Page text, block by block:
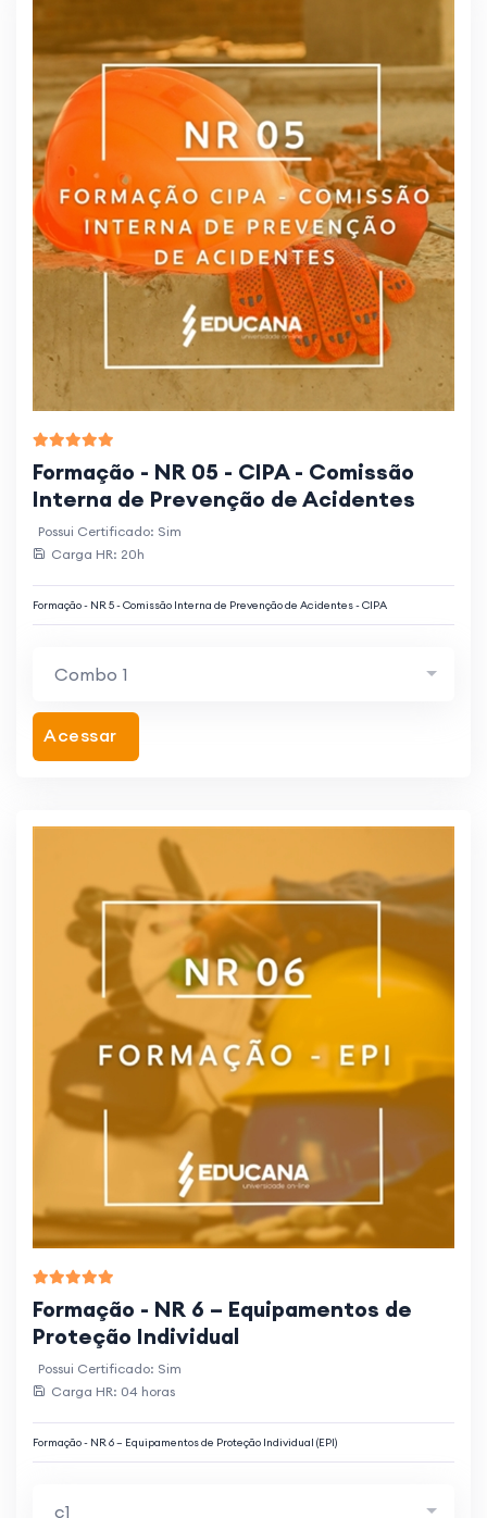
Formação - NR 05 - CIPA - Comissão
Interna de Prevenção de Acidentes
Possui Certificado: Sim
Carga HR: 20h
Formação - NR 5 - Comissão Interna de Prevenção de Acidentes - CIPA
Combo 1
Acessar
Formação - NR 6 – Equipamentos de
Proteção Individual
Possui Certificado: Sim
Carga HR: 04 horas
Formação - NR 6 – Equipamentos de Proteção Individual (EPI)
c1